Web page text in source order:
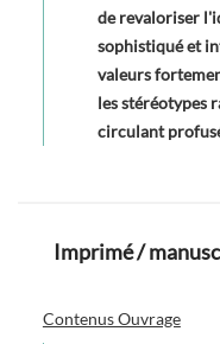
de revaloriser
sophistiqué et
valeurs
les stéréotypes
circulant
Imprimé /
Contenus Ouvrage